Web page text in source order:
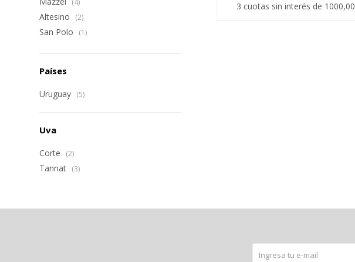
3 cuotas sin interés de 1000,00
(4)
Altesino (2)
San Polo (1)
Países
Uruguay (5)
Uva
Corte (2)
Tannat (3)